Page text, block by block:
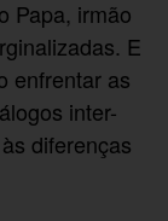
Papa, irmão
E
enfrentar as
inter-
diferenças